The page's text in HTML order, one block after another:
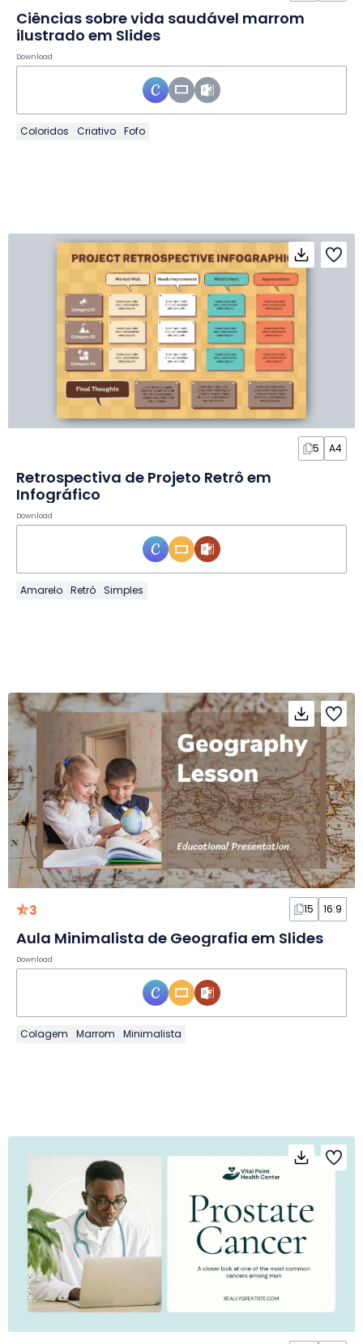
Ciências sobre vida saudável marrom
ilustrado em Slides
Download
Coloridos Criativo Fofo
5 A4
Retrospectiva de Projeto Retrô em
Infográfico
Download
Amarelo Retrô Simples
3 15 16:9
Aula Minimalista de Geografia em Slides
Download
Colagem Marrom Minimalista